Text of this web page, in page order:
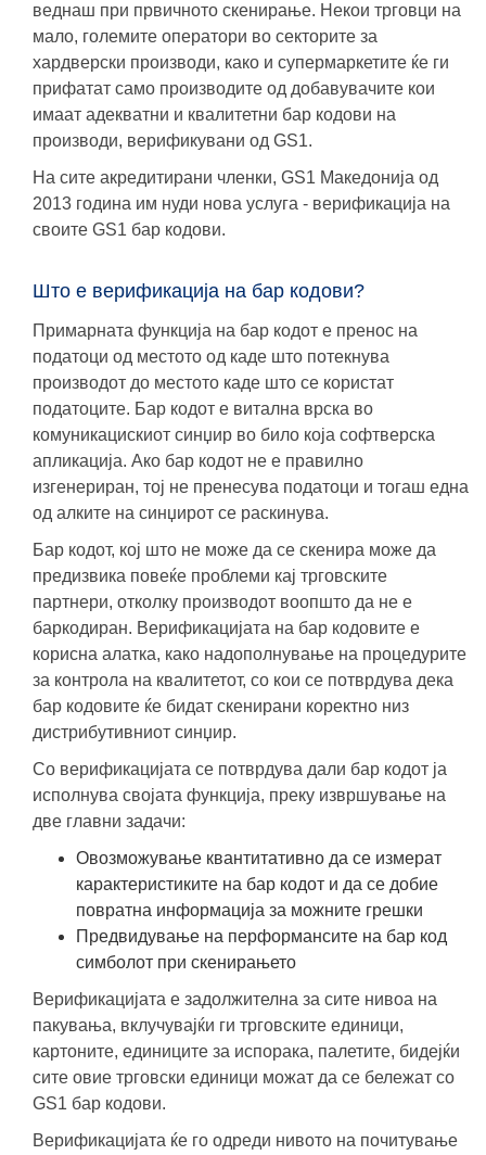
веднаш при првичното скенирање. Некои трговци на
мало, големите оператори во секторите за
хардверски производи, како и супермаркетите ќе ги
прифатат само производите од добавувачите кои
имаат aдекватни и квалитетни бар кодови на
производи, верификувани од GS1.
На сите акредитирани членки, GS1 Македонија од
2013 година им нуди нова услуга - верификација на
своите GS1 бар кодови.
Што е верификација на бар кодови?
Примарната функција на бар кодот е пренос на
податоци од местото од каде што потекнува
производот до местото каде што се користат
податоците. Бар кодот е витална врска во
комуникацискиот синџир во било која софтверска
апликација. Ако бар кодот не е правилно
изгенериран, тој не пренесува податоци и тогаш една
од алките на синџирот се раскинува.
Бар кодот, кој што не може да се скенира може да
предизвика повеќе проблеми кај трговските
партнери, отколку производот воопшто да не е
баркодиран. Верификацијата на бар кодовите е
корисна алатка, како надополнување на процедурите
за контрола на квалитетот, со кои се потврдува дека
бар кодовите ќе бидат скенирани коректно низ
дистрибутивниот синџир.
Со верификацијата се потврдува дали бар кодот ја
исполнува својата функција, преку извршување на
две главни задачи:
Овозможување квантитативно да се измерат
карактеристиките на бар кодот и да се добие
повратна информација за можните грешки
Предвидување на перформансите на бар код
симболот при скенирањето
Верификацијата е задолжителна за сите нивоа на
пакувања, вклучувајќи ги трговските единици,
картоните, единиците за испорака, палетите, бидејќи
сите овие трговски единици можат да се бележат со
GS1 бар кодови.
Верификацијата ќе го одреди нивото на почитување